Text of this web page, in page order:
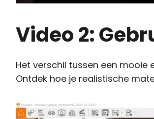
Video 2:
Het verschil tussen een mooie
Ontdek hoe je realistische